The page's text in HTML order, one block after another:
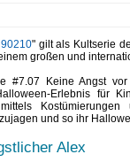
" gilt als Kultserie
großen und
#7.07 Keine Angst
Erlebnis für
und so ihr
Alex